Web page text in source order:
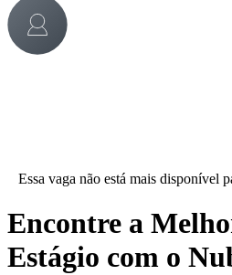
Essa vaga não está mais disponível
Encontre a
Estágio com o